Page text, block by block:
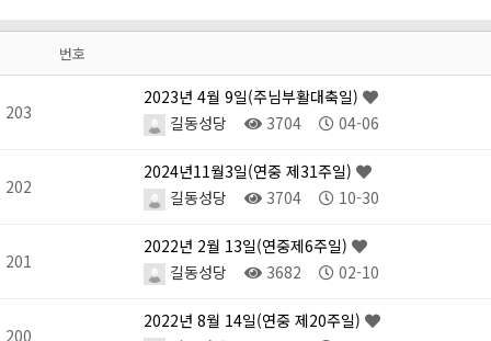
번호
203
2023년 4월 9일(주님부활대축일)
길동성당
3704 04-06
202
2024년11월3일(연중 제31주일)
길동성당
3704 10-30
201
2022년 2월 13일(연중제6주일)
길동성당
3682 02-10
200
2022년 8월 14일(연중 제20주일)